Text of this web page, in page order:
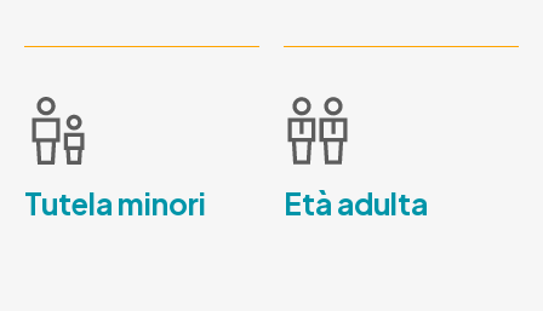
Tutela minori Età adulta